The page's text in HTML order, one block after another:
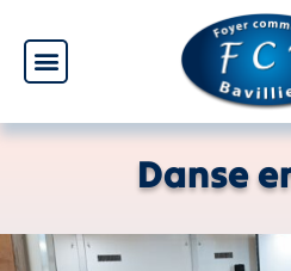
Danse
Panneau de gestion des cookies